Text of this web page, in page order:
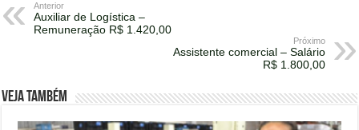
Anterior
Auxiliar de Logística –
Remuneração R$ 1.420,00
Próximo
Assistente comercial – Salário
R$ 1.800,00
Veja também